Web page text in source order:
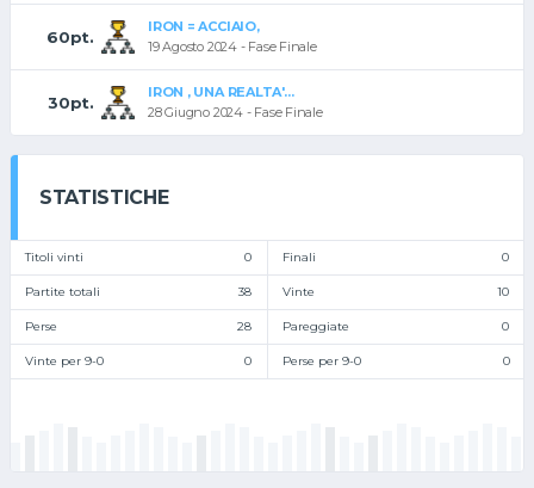
60pt.
IRON = ACCIAIO,
19 Agosto 2024 - Fase Finale
30pt.
IRON , UNA REALTA'...
28 Giugno 2024 - Fase Finale
STATISTICHE
Titoli vinti 0 Finali 0
Partite totali 38 Vinte 10
Perse 28 Pareggiate 0
Vinte per 9-0 0 Perse per 9-0 0